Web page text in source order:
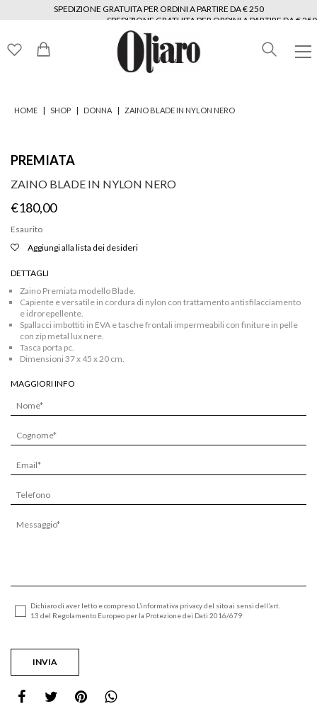
SPEDIZIONE GRATUITA PER ORDINI A PARTIRE DA € 250
SPEDIZIONE GRATUITA PER ORDINI A PARTIRE DA € 250
SPEDIZIONE GRATUITA PER ORDINI A PARTIRE DA € 250
SPEDIZIONE GRATUITA PER ORDINI A PARTIRE DA € 250
SPEDIZIONE GRATUITA PER ORDINI A PARTIRE DA € 250
SPEDIZIONE GRATUITA PER ORDINI A PARTIRE DA € 250
HOME | SHOP | DONNA | ZAINO BLADE IN NYLON NERO
PREMIATA
ZAINO BLADE IN NYLON NERO
€180,00
Esaurito
Aggiungi alla lista dei desideri
DETTAGLI
Zaino Premiata modello Blade.
Capiente e versatile in cordura di nylon con trattamento antisfilacciamento
e idrorepellente.
Spallacci imbottiti in EVA e tasche frontali impermeabili con finiture in pelle
con zip metal lux nere.
Tasca porta pc.
Dimensioni 37 x 45 x 20 cm.
MAGGIORI INFO
Dichiaro di aver letto e compreso L’informativa privacy del sito ai sensi dell’art.
13 del Regolamento Europeo per la Protezione dei Dati 2016/679